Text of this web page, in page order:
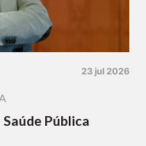
23 jul 2026
Pública